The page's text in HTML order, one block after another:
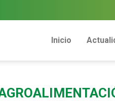
Inicio